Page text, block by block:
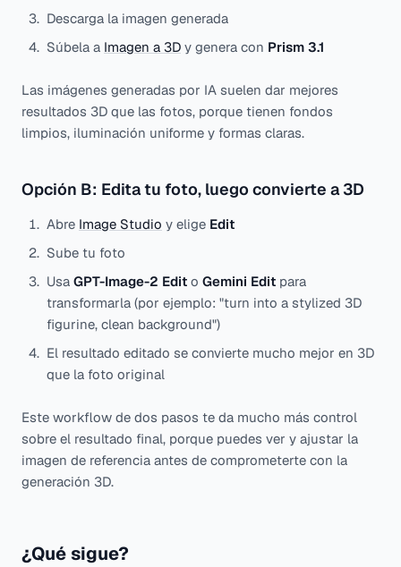
Descarga la imagen generada
Súbela a Imagen a 3D y genera con Prism 3.1
Las imágenes generadas por IA suelen dar mejores
resultados 3D que las fotos, porque tienen fondos
limpios, iluminación uniforme y formas claras.
Opción B: Edita tu foto, luego convierte a 3D
Abre Image Studio y elige Edit
Sube tu foto
Usa GPT-Image-2 Edit o Gemini Edit para
transformarla (por ejemplo: "turn into a stylized 3D
figurine, clean background")
El resultado editado se convierte mucho mejor en 3D
que la foto original
Este workflow de dos pasos te da mucho más control
sobre el resultado final, porque puedes ver y ajustar la
imagen de referencia antes de comprometerte con la
generación 3D.
¿Qué sigue?